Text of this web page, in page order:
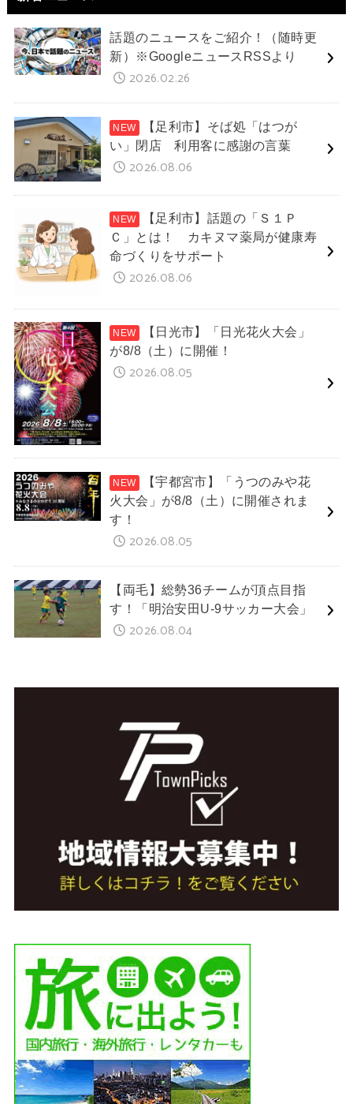
話題のニュースをご紹介！（随時更
新）※GoogleニュースRSSより
2026.02.26
【足利市】そば処「はつが
い」閉店 利用客に感謝の言葉
2026.08.06
【足利市】話題の「Ｓ１Ｐ
Ｃ」とは！ カキヌマ薬局が健康寿
命づくりをサポート
2026.08.06
【日光市】「日光花火大会」
が8/8（土）に開催！
2026.08.05
【宇都宮市】「うつのみや花
火大会」が8/8（土）に開催されま
す！
2026.08.05
【両毛】総勢36チームが頂点目指
す！「明治安田U-9サッカー大会」
2026.08.04